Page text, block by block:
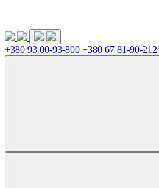
+380 93 00-93-800 +380 67 81-90-212